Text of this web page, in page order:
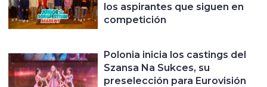
los aspirantes que siguen en
competición
Polonia inicia los castings del
Szansa Na Sukces, su
preselección para Eurovisión